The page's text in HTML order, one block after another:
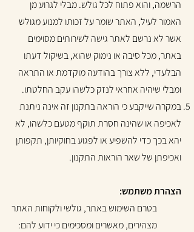
הרשמה, והוא פתוח לכל גולש. מבלי לגרוע מן
האמור לעיל, האתר שומר על זכותו למנוע מגולש
אשר לא נרשם לאתר גישה לשירותים מסוימים
באתר, מכל סיבה או נימוק שהוא, בשיקול דעתו
הבלעדי, ללא צורך בהודעה מוקדמת או התראה
ומבלי שיהיה אחראי לנזק כלשהו עקב החלטתו.
במקרה שייקבע כי הוראה בתקנון זה אינה ניתנת
לאכיפה או שהינה חסרת תוקף מטעם כלשהו, לא
יהא בכך כדי להשפיע או לפגוע בחוקיותן, תקפותן
ואכיפתן של שאר הוראות התקנון.​​
הצהרת משתמש:​
בטרם השימוש באתר, גולשי ולקוחות האתר
מצהירים, מאשרים ומסכימים כי ידוע להם: